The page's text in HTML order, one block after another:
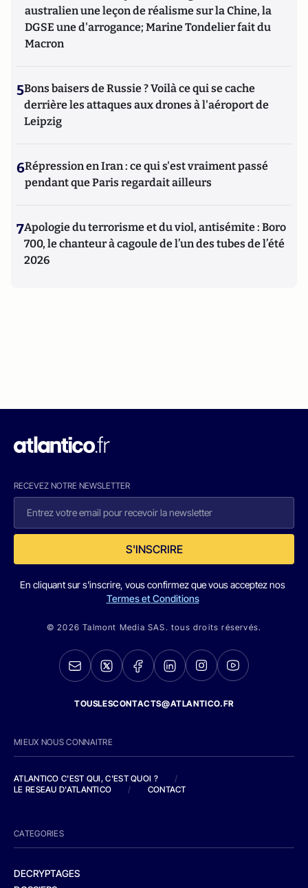
australien une leçon de réalisme sur la Chine, la
DGSE une d'arrogance; Marine Tondelier fait du
Macron
5Bons baisers de Russie ? Voilà ce qui se cache
derrière les attaques aux drones à l'aéroport de
Leipzig
6Répression en Iran : ce qui s'est vraiment passé
pendant que Paris regardait ailleurs
7Apologie du terrorisme et du viol, antisémite : Boro
700, le chanteur à cagoule de l’un des tubes de l’été
2026
RECEVEZ NOTRE NEWSLETTER
S'INSCRIRE
En cliquant sur s'inscrire, vous confirmez que vous acceptez nos
Termes et Conditions
© 2026 Talmont Media SAS. tous droits réservés.
TOUSLESCONTACTS@ATLANTICO.FR
MIEUX NOUS CONNAITRE
ATLANTICO C'EST QUI, C'EST QUOI ?
/
LE RESEAU D'ATLANTICO
/ CONTACT
CATEGORIES
DECRYPTAGES